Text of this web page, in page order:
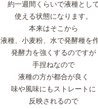
約一週間くらいで液種とし
使える状態になります。
本来はそこから
液種、小麦粉、水で発酵種を
発酵力を強くするのですが
手捏ねなので
液種の方が都合が良く
味や風味にもストレートに
反映されるので